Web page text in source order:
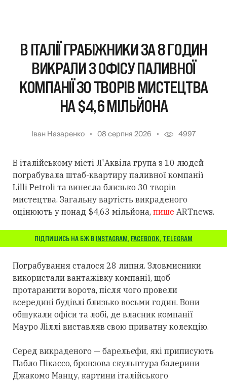
В ІТАЛІЇ ГРАБІЖНИКИ ЗА 8 ГОДИН
ВИКРАЛИ З ОФІСУ ПАЛИВНОЇ
КОМПАНІЇ 30 ТВОРІВ МИСТЕЦТВА
НА $4,6 МІЛЬЙОНА
Іван Назаренко 08 серпня 2026 4997
В італійському місті Л'Аквіла група з 10 людей
пограбувала штаб-квартиру паливної компанії
Lilli Petroli та винесла близько 30 творів
мистецтва. Загальну вартість викраденого
оцінюють у понад $4,63 мільйона, пише ARTnews.
ПІДПИШИСЬ НА БЖ В INSTAGRAM, FACEBOOK, TELEGRAM
Пограбування сталося 28 липня. Зловмисники
використали вантажівку компанії, щоб
протаранити ворота, після чого провели
всередині будівлі близько восьми годин. Вони
обшукали офіси та лобі, де власник компанії
Мауро Ліллі виставляв свою приватну колекцію.
Серед викраденого — барельєфи, які приписують
Пабло Пікассо, бронзова скульптура балерини
Джакомо Манцу, картини італійського